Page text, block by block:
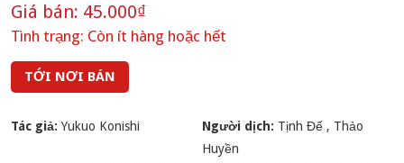
Giá bán: 45.000₫
Tình trạng: Còn ít hàng hoặc hết
TỚI NƠI BÁN
Tác giả:Yukuo Konishi Người dịch: Tịnh Đế, Thảo
Huyền